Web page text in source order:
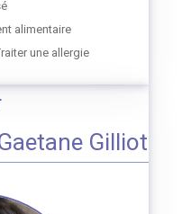
alimentaire
une allergie
Gilliot